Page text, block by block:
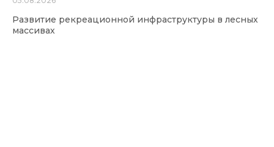
Развитие рекреационной инфраструктуры в лесных
массивах